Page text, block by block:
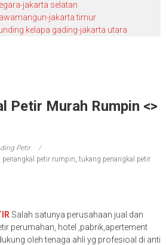
jakarta selatan
jakarta timur
kelapa gading-jakarta utara
Petir Murah Rumpin <>
Petir
penangkal petir rumpin, tukang penangkal petir
Salah satunya perusahaan jual dan
perumahan, hotel ,pabrik,apertement
oleh tenaga ahli yg profesioal di anti